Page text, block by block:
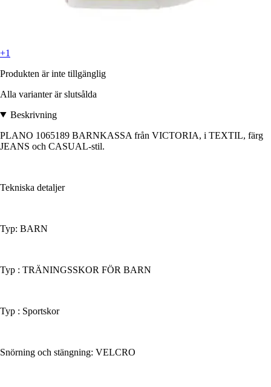
+1
Produkten är inte tillgänglig
Alla varianter är slutsålda
Beskrivning
PLANO 1065189 BARNKASSA från VICTORIA, i TEXTIL, färg
JEANS och CASUAL-stil.
Tekniska detaljer
Typ: BARN
Typ : TRÄNINGSSKOR FÖR BARN
Typ : Sportskor
Snörning och stängning: VELCRO